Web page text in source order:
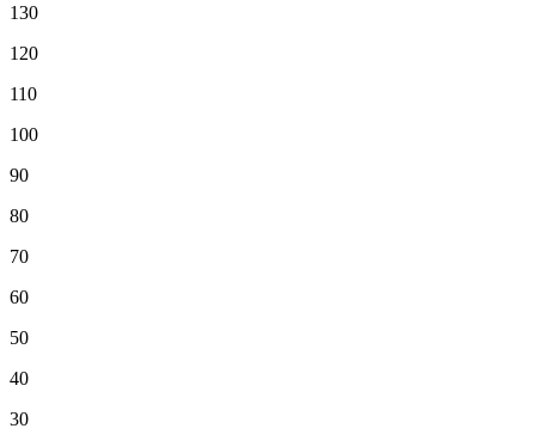
130
120
110
100
90
80
70
60
50
40
30